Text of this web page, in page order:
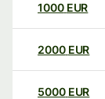
1000 EUR
2000 EUR
5000 EUR